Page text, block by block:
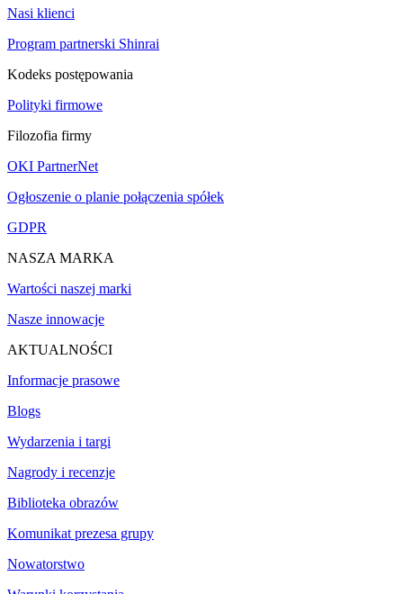
Nasi klienci
Program partnerski Shinrai
Kodeks postępowania
Polityki firmowe
Filozofia firmy
OKI PartnerNet
Ogłoszenie o planie połączenia spółek
GDPR
NASZA MARKA
Wartości naszej marki
Nasze innowacje
AKTUALNOŚCI
Informacje prasowe
Blogs
Wydarzenia i targi
Nagrody i recenzje
Biblioteka obrazów
Komunikat prezesa grupy
Nowatorstwo